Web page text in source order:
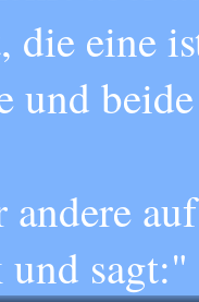
die eine
und
und